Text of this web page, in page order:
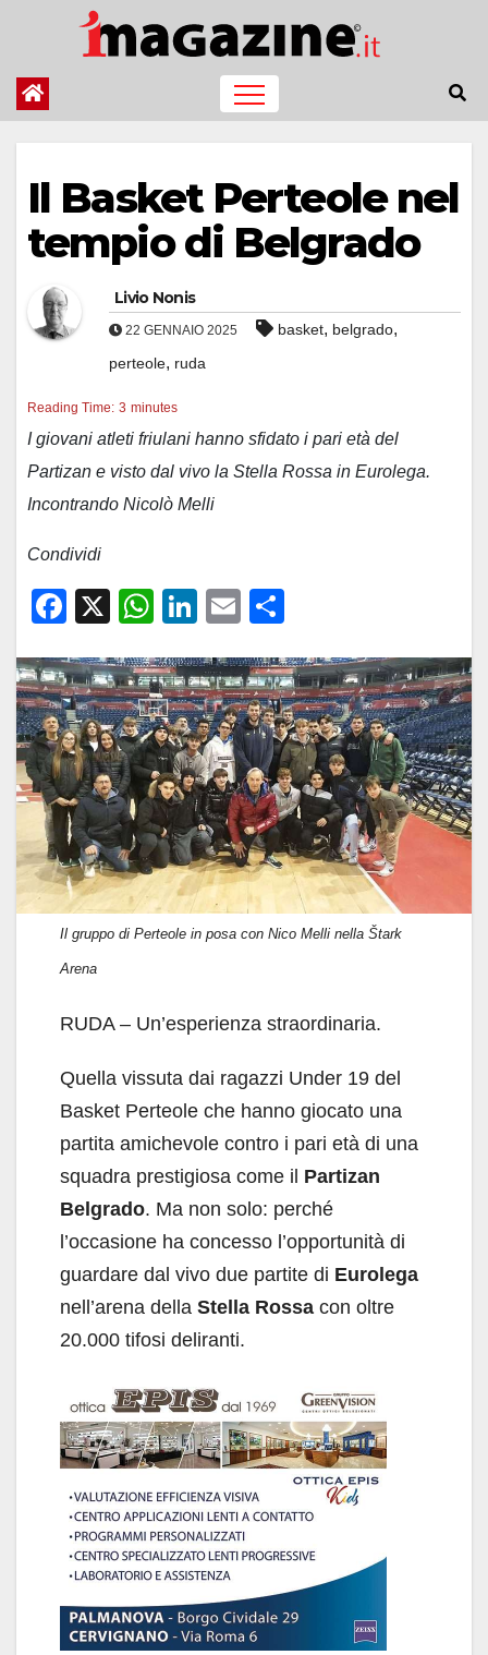
contenuto
Il Basket Perteole nel
tempio di Belgrado
Livio Nonis
22 GENNAIO 2025 basket, belgrado,
perteole, ruda
Reading Time: 3 minutes
I giovani atleti friulani hanno sfidato i pari età del
Partizan e visto dal vivo la Stella Rossa in Eurolega.
Incontrando Nicolò Melli
Condividi
F
c
e
b
o
o
k
X
W
at
s
A
p
p
Li
k
e
dI
n
E
ail n
di
vi
di
Il gruppo di Perteole in posa con Nico Melli nella Štark
Arena
RUDA – Un’esperienza straordinaria.
Quella vissuta dai ragazzi Under 19 del
Basket Perteole che hanno giocato una
partita amichevole contro i pari età di una
squadra prestigiosa come il Partizan
Belgrado. Ma non solo: perché
l’occasione ha concesso l’opportunità di
guardare dal vivo due partite di Eurolega
nell’arena della Stella Rossa con oltre
20.000 tifosi deliranti.